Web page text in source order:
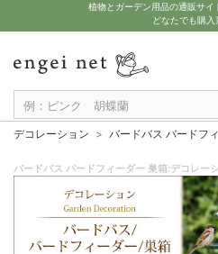
植物とガーデン用品の通販サ
どなたでも購入
デコレーション バードバス バードフ
バードバス バードフィーダー 巣箱:デコレー